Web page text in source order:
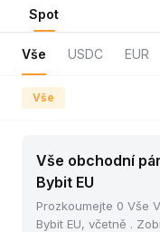
Spot
Vše USDC EUR
Vše
Vše obchodní
Bybit EU
Prozkoumejte 0 Vše
Bybit EU, včetně .